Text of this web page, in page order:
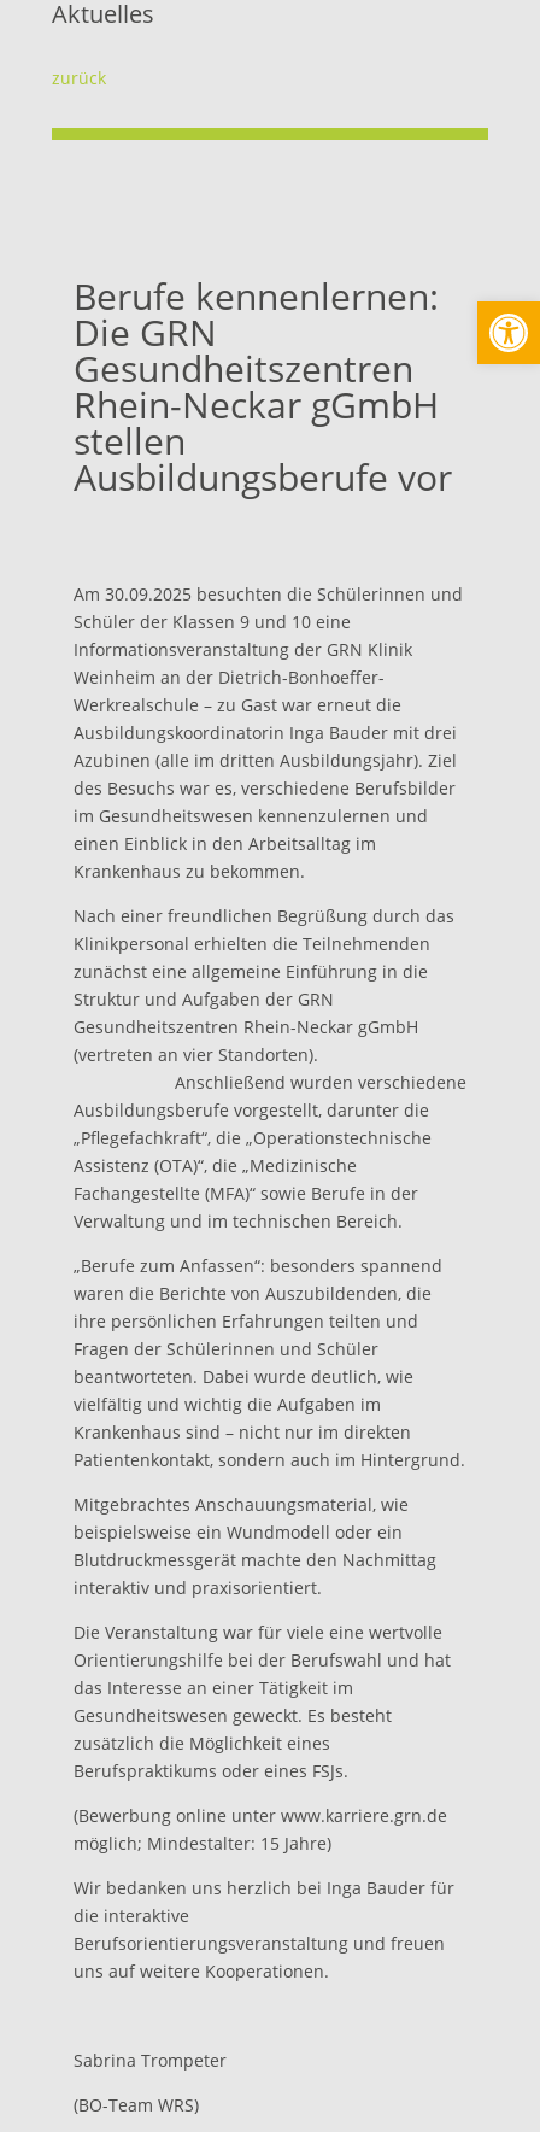
Aktuelles
zurück
Berufe kennenlernen:
Die GRN
Gesundheitszentren
Rhein-Neckar gGmbH
stellen
Ausbildungsberufe vor
Am 30.09.2025 besuchten die Schülerinnen und
Schüler der Klassen 9 und 10 eine
Informationsveranstaltung der GRN Klinik
Weinheim an der Dietrich-Bonhoeffer-
Werkrealschule – zu Gast war erneut die
Ausbildungskoordinatorin Inga Bauder mit drei
Azubinen (alle im dritten Ausbildungsjahr). Ziel
des Besuchs war es, verschiedene Berufsbilder
im Gesundheitswesen kennenzulernen und
einen Einblick in den Arbeitsalltag im
Krankenhaus zu bekommen.
Nach einer freundlichen Begrüßung durch das
Klinikpersonal erhielten die Teilnehmenden
zunächst eine allgemeine Einführung in die
Struktur und Aufgaben der GRN
Gesundheitszentren Rhein-Neckar gGmbH
(vertreten an vier Standorten).
Anschließend wurden verschiedene
Ausbildungsberufe vorgestellt, darunter die
„Pflegefachkraft“, die „Operationstechnische
Assistenz (OTA)“, die „Medizinische
Fachangestellte (MFA)“ sowie Berufe in der
Verwaltung und im technischen Bereich.
„Berufe zum Anfassen“: besonders spannend
waren die Berichte von Auszubildenden, die
ihre persönlichen Erfahrungen teilten und
Fragen der Schülerinnen und Schüler
beantworteten. Dabei wurde deutlich, wie
vielfältig und wichtig die Aufgaben im
Krankenhaus sind – nicht nur im direkten
Patientenkontakt, sondern auch im Hintergrund.
Mitgebrachtes Anschauungsmaterial, wie
beispielsweise ein Wundmodell oder ein
Blutdruckmessgerät machte den Nachmittag
interaktiv und praxisorientiert.
Die Veranstaltung war für viele eine wertvolle
Orientierungshilfe bei der Berufswahl und hat
das Interesse an einer Tätigkeit im
Gesundheitswesen geweckt. Es besteht
zusätzlich die Möglichkeit eines
Berufspraktikums oder eines FSJs.
(Bewerbung online unter www.karriere.grn.de
möglich; Mindestalter: 15 Jahre)
Wir bedanken uns herzlich bei Inga Bauder für
die interaktive
Berufsorientierungsveranstaltung und freuen
uns auf weitere Kooperationen.
Sabrina Trompeter
(BO-Team WRS)